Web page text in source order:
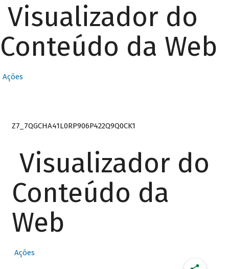
Visualizador do
Conteúdo da Web
Ações
Z7_7QGCHA41L0RP906P422Q9Q0CK1
Visualizador do
Conteúdo da
Web
Ações